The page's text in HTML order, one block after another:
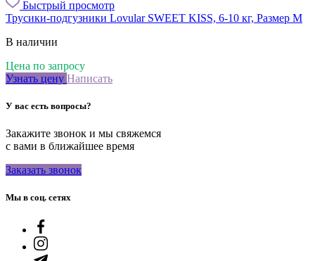
Быстрый просмотр
Трусики-подгузники Lovular SWEET KISS, 6-10 кг, Размер M
В наличии
Цена по запросу
Узнать цену Написать
У вас есть вопросы?
Закажите звонок и мы свяжемся
с вами в ближайшее время
Заказать звонок
Мы в соц. сетях